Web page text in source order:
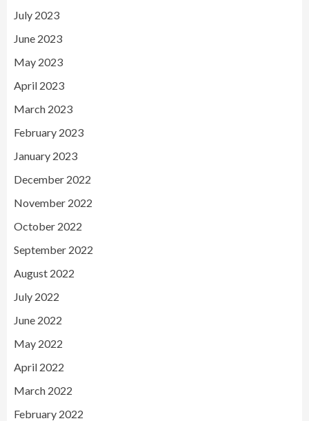
July 2023
June 2023
May 2023
April 2023
March 2023
February 2023
January 2023
December 2022
November 2022
October 2022
September 2022
August 2022
July 2022
June 2022
May 2022
April 2022
March 2022
February 2022